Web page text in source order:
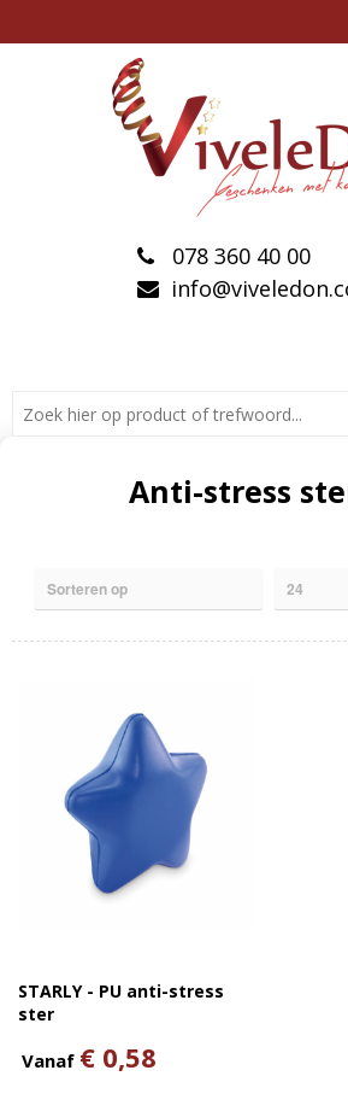
078 360 40 00
Anti-stress
STARLY - PU anti-stress
ster
Vanaf € 0,58